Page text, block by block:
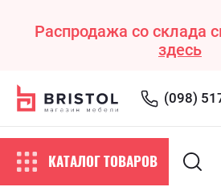
Распродажа со склада
здесь
(098)
КАТАЛОГ ТОВАРОВ